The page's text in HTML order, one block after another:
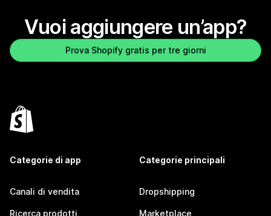
Vuoi aggiungere un’app?
Prova Shopify gratis per tre giorni
Categorie di app
Canali di vendita
Ricerca prodotti
Categorie principali
Dropshipping
Marketplace